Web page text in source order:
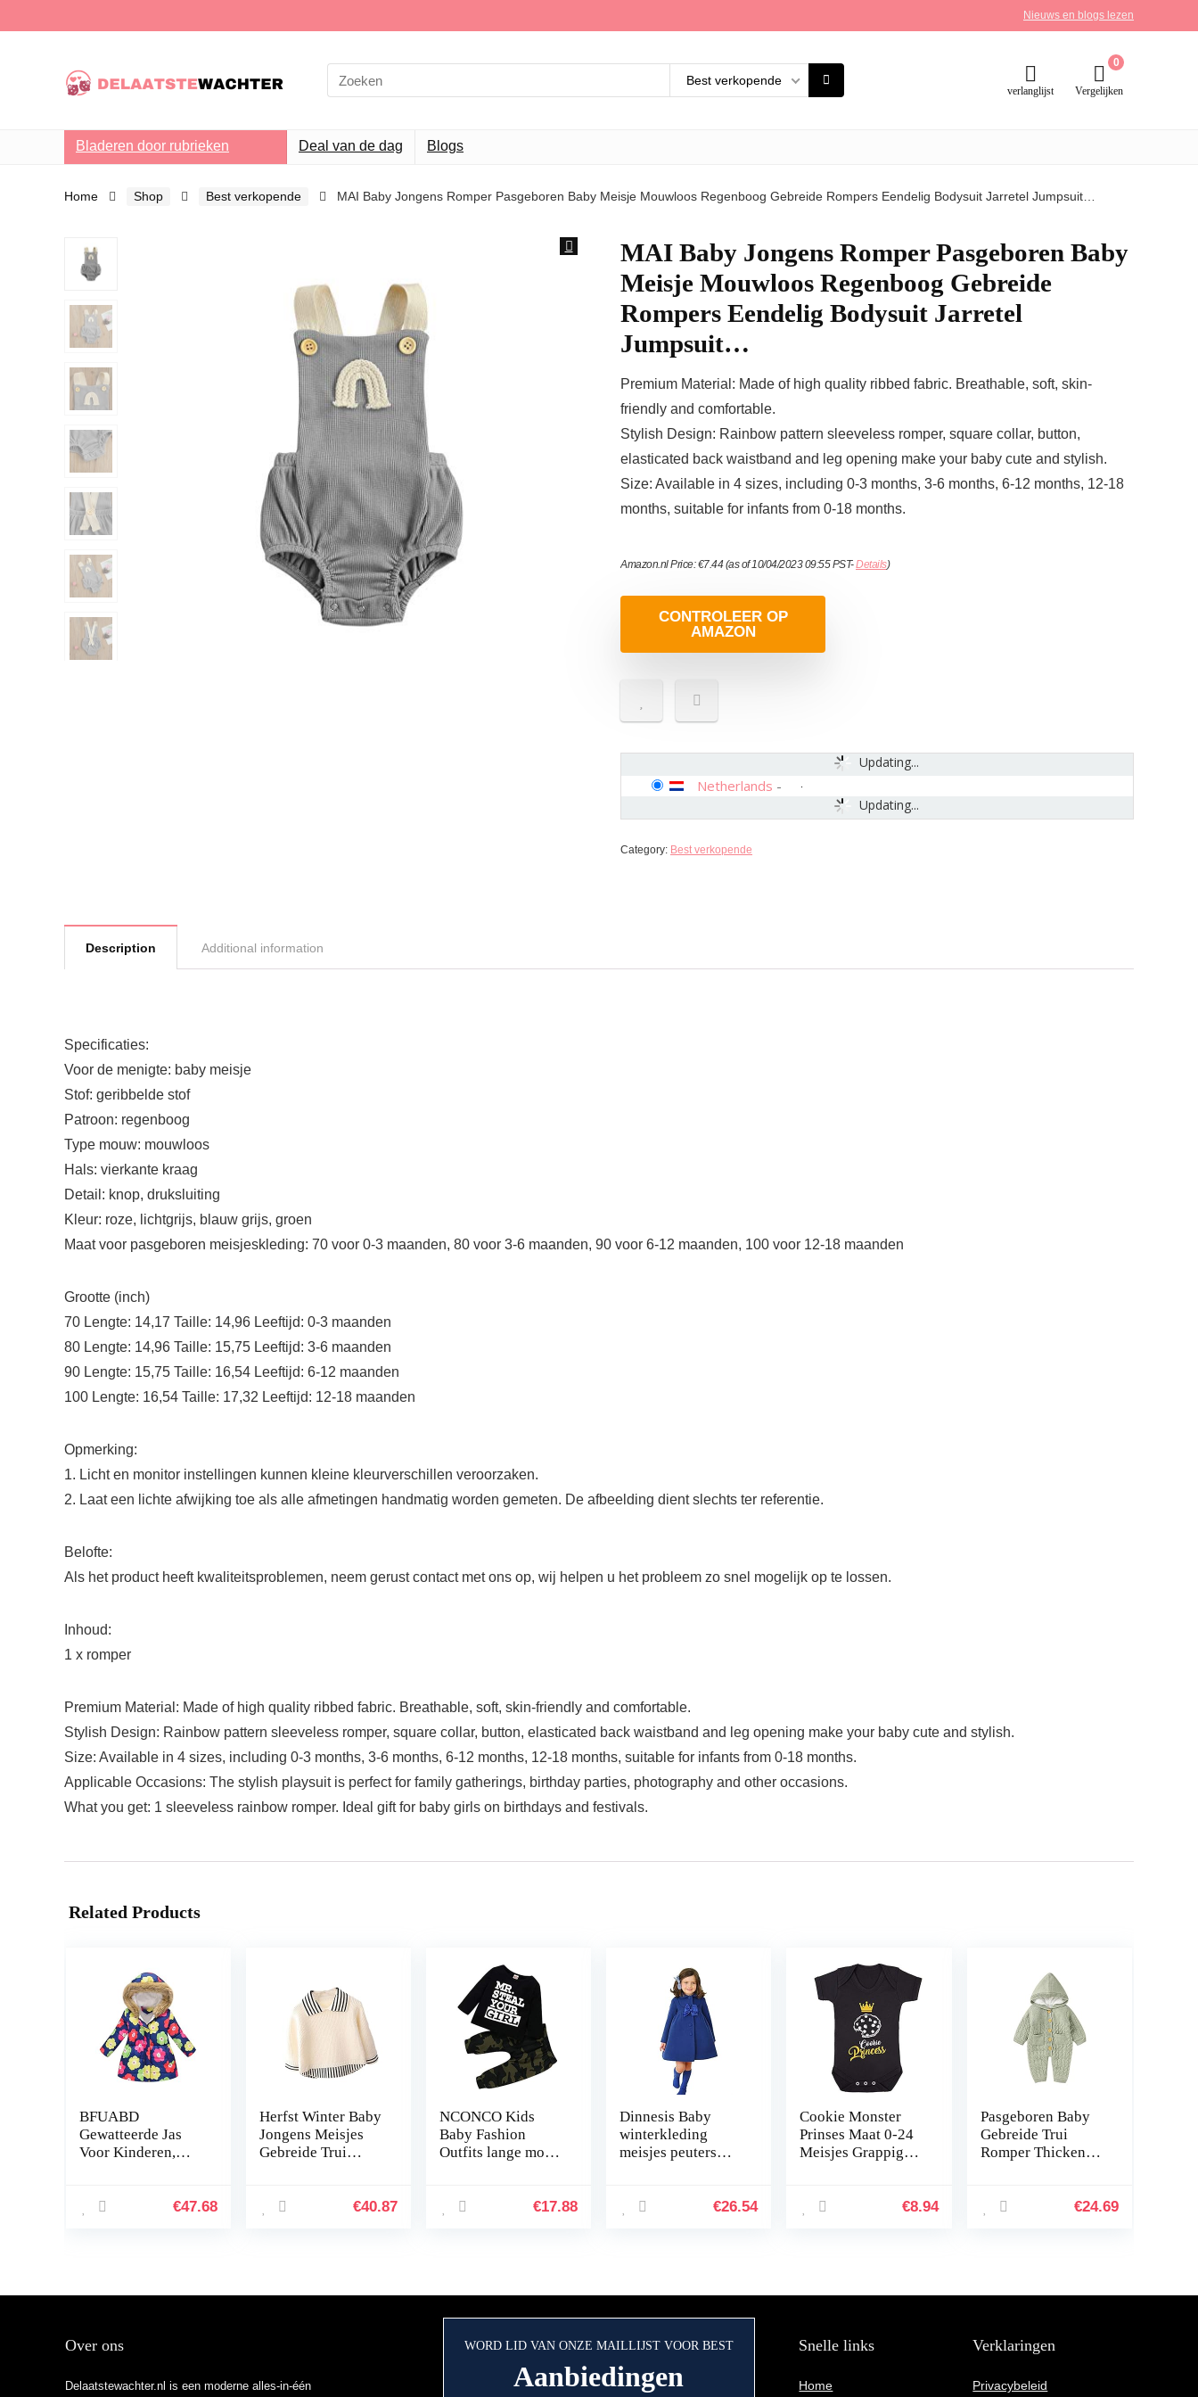
Nieuws en blogs lezen
Search
for:
Best verkopende
verlanglijst
0
Vergelijken
Bladeren door rubrieken Deal van de dag Blogs
Home Shop Best verkopende MAI Baby Jongens Romper Pasgeboren Baby Meisje Mouwloos Regenboog Gebreide Rompers Eendelig Bodysuit Jarretel Jumpsuit…
MAI Baby Jongens Romper Pasgeboren Baby
Meisje Mouwloos Regenboog Gebreide
Rompers Eendelig Bodysuit Jarretel
Jumpsuit…
Premium Material: Made of high quality ribbed fabric. Breathable, soft, skin-
friendly and comfortable.
Stylish Design: Rainbow pattern sleeveless romper, square collar, button,
elasticated back waistband and leg opening make your baby cute and stylish.
Size: Available in 4 sizes, including 0-3 months, 3-6 months, 6-12 months, 12-18
months, suitable for infants from 0-18 months.
Amazon.nl Price:€7.44(as of 10/04/2023 09:55 PST-Details)
CONTROLEER OP
AMAZON
Updating...
Updating...
Netherlands -
Category: Best verkopende
Description Additional information
Specificaties:
Voor de menigte: baby meisje
Stof: geribbelde stof
Patroon: regenboog
Type mouw: mouwloos
Hals: vierkante kraag
Detail: knop, druksluiting
Kleur: roze, lichtgrijs, blauw grijs, groen
Maat voor pasgeboren meisjeskleding: 70 voor 0-3 maanden, 80 voor 3-6 maanden, 90 voor 6-12 maanden, 100 voor 12-18 maanden
Grootte (inch)
70 Lengte: 14,17 Taille: 14,96 Leeftijd: 0-3 maanden
80 Lengte: 14,96 Taille: 15,75 Leeftijd: 3-6 maanden
90 Lengte: 15,75 Taille: 16,54 Leeftijd: 6-12 maanden
100 Lengte: 16,54 Taille: 17,32 Leeftijd: 12-18 maanden
Opmerking:
1. Licht en monitor instellingen kunnen kleine kleurverschillen veroorzaken.
2. Laat een lichte afwijking toe als alle afmetingen handmatig worden gemeten. De afbeelding dient slechts ter referentie.
Belofte:
Als het product heeft kwaliteitsproblemen, neem gerust contact met ons op, wij helpen u het probleem zo snel mogelijk op te lossen.
Inhoud:
1 x romper
Premium Material: Made of high quality ribbed fabric. Breathable, soft, skin-friendly and comfortable.
Stylish Design: Rainbow pattern sleeveless romper, square collar, button, elasticated back waistband and leg opening make your baby cute and stylish.
Size: Available in 4 sizes, including 0-3 months, 3-6 months, 6-12 months, 12-18 months, suitable for infants from 0-18 months.
Applicable Occasions: The stylish playsuit is perfect for family gatherings, birthday parties, photography and other occasions.
What you get: 1 sleeveless rainbow romper. Ideal gift for baby girls on birthdays and festivals.
Related Products
BFUABD
Gewatteerde Jas
Voor Kinderen,
Lange Kraag
€47.68
Herfst Winter Baby
Jongens Meisjes
Gebreide Trui
Kleding
€40.87
NCONCO Kids
Baby Fashion
Outfits lange mouw
€17.88
Dinnesis Baby
winterkleding
meisjes peuters
vaste wollen boog
€26.54
Cookie Monster
Prinses Maat 0-24
Meisjes Grappige
Bodysuit
€8.94
Pasgeboren Baby
Gebreide Trui
Romper Thicken
Knop Jumpsuit€24.69
Over ons
Delaatstewachter.nl is een moderne alles-in-één
WORD LID VAN ONZE MAILLIJST VOOR BEST
Aanbiedingen
Snelle links
Home
Verklaringen
Privacybeleid